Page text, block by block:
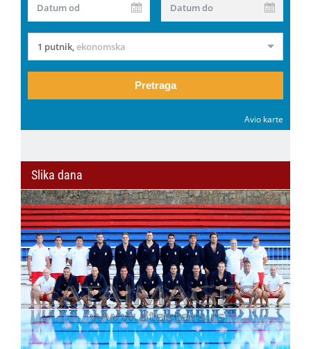
Datum od Datum do
1 putnik,ekonomska
Pretraga
Avio karte
Slika dana